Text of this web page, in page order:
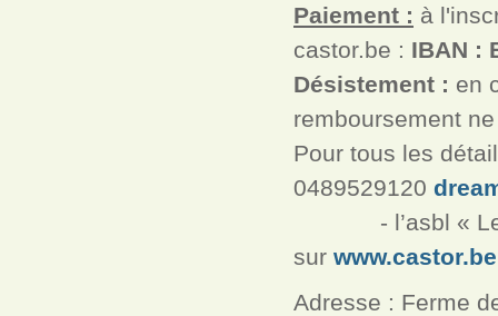
Paiement : à
castor.be : IBAN :
Désistement : en
remboursement
Pour tous les
0489529120
- l’asbl « Les
sur www.castor.be
Adresse : Ferme